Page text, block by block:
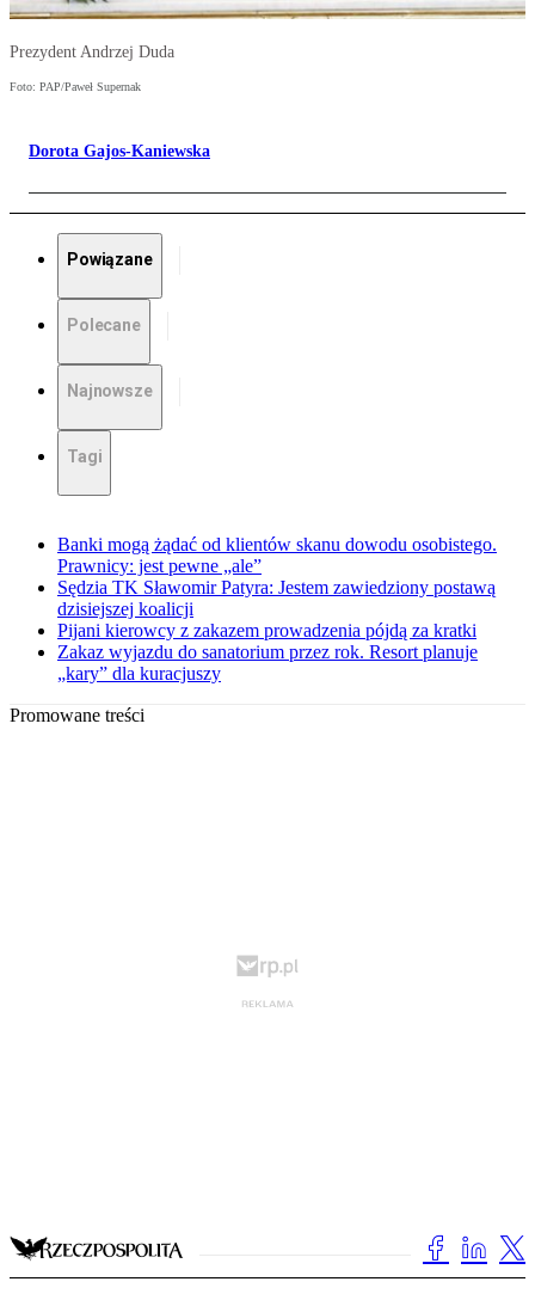
Prezydent Andrzej Duda
Foto: PAP/Paweł Supernak
Dorota Gajos-Kaniewska
Powiązane
Polecane
Najnowsze
Tagi
Banki mogą żądać od klientów skanu dowodu osobistego.
Prawnicy: jest pewne „ale”
Sędzia TK Sławomir Patyra: Jestem zawiedziony postawą
dzisiejszej koalicji
Pijani kierowcy z zakazem prowadzenia pójdą za kratki
Zakaz wyjazdu do sanatorium przez rok. Resort planuje
„kary” dla kuracjuszy
Promowane treści